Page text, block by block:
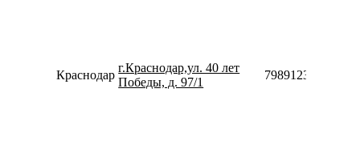
Краснодар
г.Краснодар,ул. 40 лет
Победы, д. 97/1
79891236038